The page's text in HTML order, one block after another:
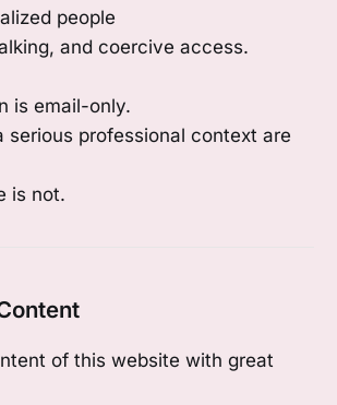
people
and coercive access.
is email-only.
serious professional context are
is not.
of this website with great